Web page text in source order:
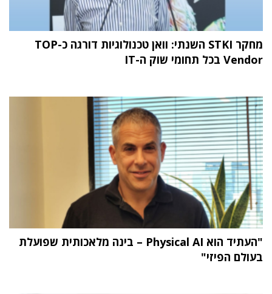
מחקר STKI השנתי: וואן טכנולוגיות דורגה כ-TOP
Vendor בכל תחומי שוק ה-IT
"העתיד הוא Physical AI – בינה מלאכותית שפועלת
בעולם הפיזי"